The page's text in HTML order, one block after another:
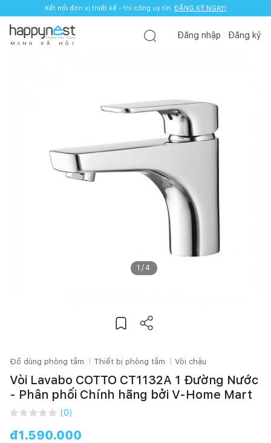
Kết nối đơn vị thiết kế - thi công uy tín. ĐĂNG KÝ NGAY!
M Ạ N G X Ã H Ộ I
Đăng nhập Đăng ký
1 / 4
Đồ dùng phòng tắm Thiết bị phòng tắm Vòi chậu
Vòi Lavabo COTTO CT1132A 1 Đường Nước
- Phân phối Chính hãng bởi V-Home Mart
(0)
đ1.590.000